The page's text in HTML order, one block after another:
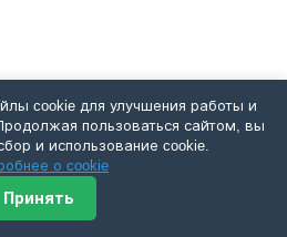
cookie для улучшения работы и
пользоваться сайтом, вы
и использование cookie.
о cookie
Принять